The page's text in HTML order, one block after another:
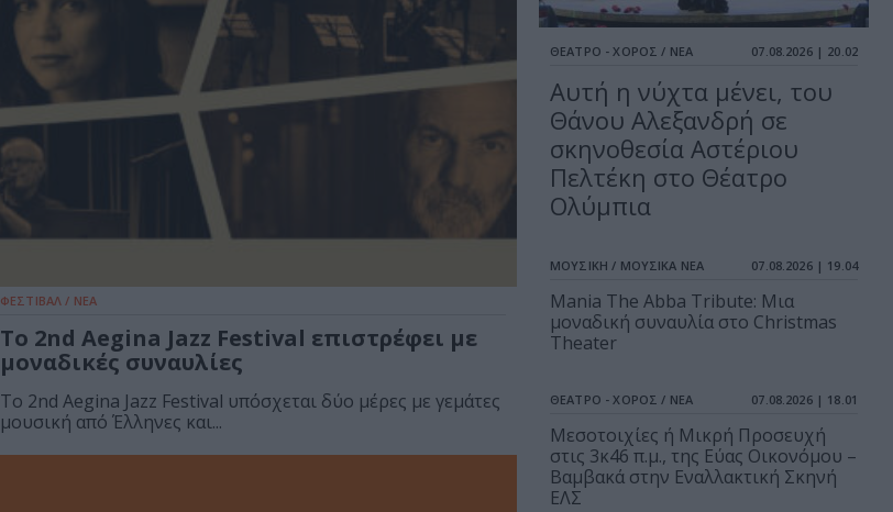
ΦΕΣΤΙΒΑΛ / ΝΕΑ
Το 2nd Aegina Jazz Festival επιστρέφει με
μοναδικές συναυλίες
Το 2nd Aegina Jazz Festival υπόσχεται δύο μέρες με γεμάτες
μουσική από Έλληνες και...
ΘΕΑΤΡΟ - ΧΟΡΟΣ / ΝΕΑ 07.08.2026 | 20.02
Αυτή η νύχτα μένει, του
Θάνου Αλεξανδρή σε
σκηνοθεσία Αστέριου
Πελτέκη στο Θέατρο
Ολύμπια
ΜΟΥΣΙΚΗ / ΜΟΥΣΙΚΑ ΝΕΑ 07.08.2026 | 19.04
Mania The Abba Tribute: Μια
μοναδική συναυλία στο Christmas
Theater
ΘΕΑΤΡΟ - ΧΟΡΟΣ / ΝΕΑ 07.08.2026 | 18.01
Μεσοτοιχίες ή Μικρή Προσευχή
στις 3κ46 π.μ., της Εύας Οικονόμου –
Βαμβακά στην Εναλλακτική Σκηνή
ΕΛΣ